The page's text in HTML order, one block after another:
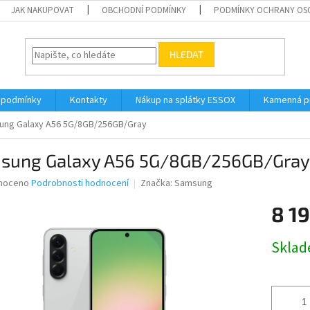
JAK NAKUPOVAT OBCHODNÍ PODMÍNKY PODMÍNKY OCHRANY
HLEDAT
Kontakty Nákup na splátky ESSOX
Kamenná
Galaxy A56 5G/8GB/256GB/Gray
Galaxy A56 5G/8GB/256GB/Gray
Podrobnosti hodnocení Značka: Samsung
8
cena: